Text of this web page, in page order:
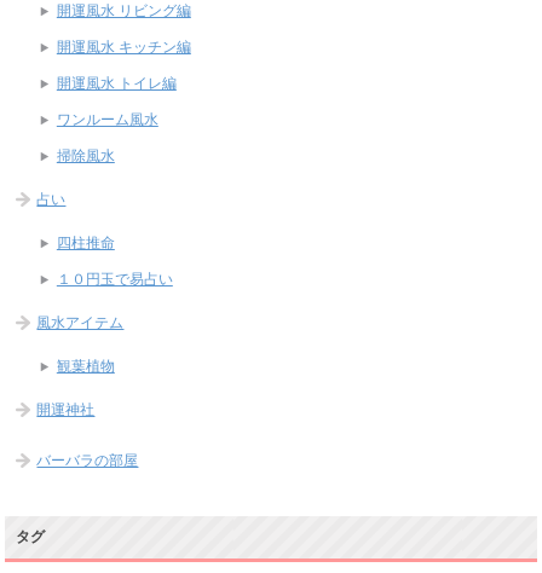
開運風水 リビング編
開運風水 キッチン編
開運風水 トイレ編
ワンルーム風水
掃除風水
占い
四柱推命
１０円玉で易占い
風水アイテム
観葉植物
開運神社
バーバラの部屋
タグ